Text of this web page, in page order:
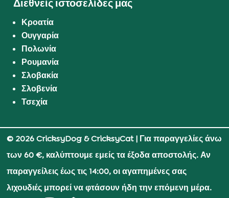
Διεθνείς ιστοσελίδες μας
Κροατία
Ουγγαρία
Πολωνία
Ρουμανία
Σλοβακία
Σλοβενία
Τσεχία
© 2026 CricksyDog & CricksyCat| Για παραγγελίες άνω
των 60 €, καλύπτουμε εμείς τα έξοδα αποστολής. Αν
παραγγείλεις έως τις 14:00, οι αγαπημένες σας
λιχουδιές μπορεί να φτάσουν ήδη την επόμενη μέρα.